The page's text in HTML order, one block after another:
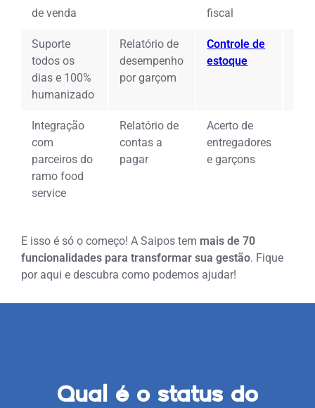
de venda
fiscal
Suporte
todos os
dias e 100%
humanizado
Relatório de
desempenho
por garçom
Controle de
estoque
Integração
com
parceiros do
ramo food
service
Relatório de
contas a
pagar
Acerto de
entregadores
e garçons
E isso é só o começo! A Saipos tem mais de 70
funcionalidades para transformar sua gestão. Fique
por aqui e descubra como podemos ajudar!
Qual é o status do